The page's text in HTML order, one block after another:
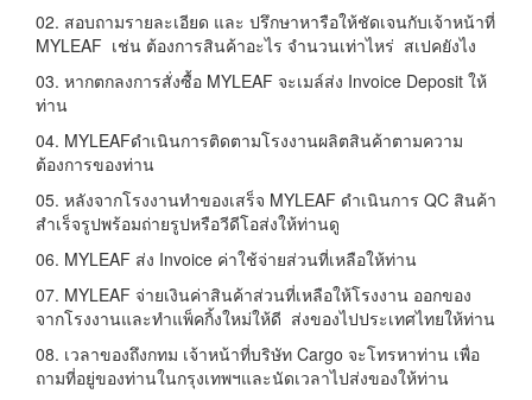
02. สอบถามรายละเอียด และ ปรึกษาหารือให้ชัดเจนกับเจ้าหน้าที่
MYLEAF เช่น ต้องการสินค้าอะไร จำนวนเท่าไหร่ สเปคยังไง
03. หากตกลงการสั่งซื้อ MYLEAF จะเมล์ส่ง Invoice Deposit ให้
ท่าน
04. MYLEAFดำเนินการติดตามโรงงานผลิตสินค้าตามความ
ต้องการของท่าน
05. หลังจากโรงงานทำของเสร็จ MYLEAF ดำเนินการ QC สินค้า
สำเร็จรูปพร้อมถ่ายรูปหรือวีดีโอส่งให้ท่านดู
06. MYLEAF ส่ง Invoice ค่าใช้จ่ายส่วนที่เหลือให้ท่าน
07. MYLEAF จ่ายเงินค่าสินค้าส่วนที่เหลือให้โรงงาน ออกของ
จากโรงงานและทำแพ็คกิ้งใหม่ให้ดี ส่งของไปประเทศไทยให้ท่าน
08. เวลาของถึงกทม เจ้าหน้าที่บริษัท Cargo จะโทรหาท่าน เพื่อ
ถามที่อยู่ของท่านในกรุงเทพฯและนัดเวลาไปส่งของให้ท่าน